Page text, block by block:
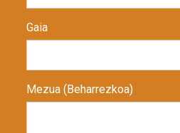
Gaia
Mezua (Beharrezkoa)